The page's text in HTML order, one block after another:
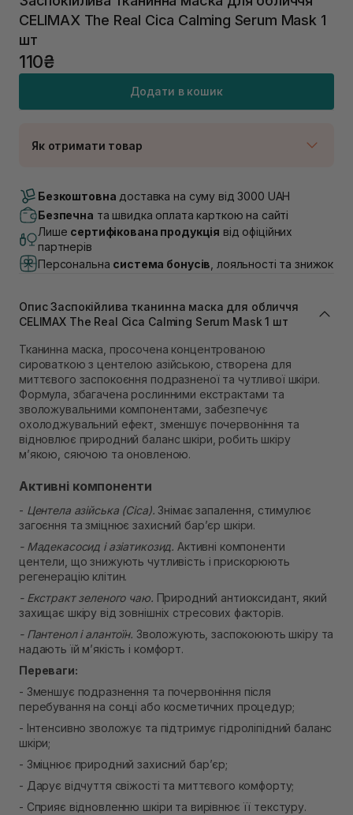
CELIMAX The Real Cica Calming Serum Mask 1
шт
110₴
Додати в кошик
Як отримати товар
В наявності
Самовивіз м. Луцьк, вул. Винниченка 4
В наявності
Самовивіз м. Львів, вул. Академіка Підстригача, 1В
(Duck’s Lake)
В наявності
В наявності
Самовивіз м. Львів, вул. Степана Бандери 45
Самовивіз м. Рівне, вул. 16-го Липня, 15
Немає в наявності!
Самовивіз м. Рівне, вул. Кулика і Гудачека 23 (ТЦ
Екватор)
В наявності
Безкоштовна доставка на суму від 3000 UAH
Безпечна та швидка оплата карткою на сайті
Лише сертифікована продукція від офіційних
партнерів
Персональна система бонусів , лояльності та знижок
Опис Заспокійлива тканинна маска для обличчя
CELIMAX The Real Cica Calming Serum Mask 1 шт
Тканинна маска, просочена концентрованою
сироваткою з центелою азійською, створена для
миттєвого заспокоєння подразненої та чутливої шкіри.
Формула, збагачена рослинними екстрактами та
зволожувальними компонентами, забезпечує
охолоджувальний ефект, зменшує почервоніння та
відновлює природний баланс шкіри, робить шкіру
м’якою, сяючою та оновленою.
Активні компоненти
- Центела азійська (Cica). Знімає запалення, стимулює
загоєння та зміцнює захисний бар’єр шкіри.
- Мадекасосид і азіатикозид. Активні компоненти
центели, що знижують чутливість і прискорюють
регенерацію клітин.
- Екстракт зеленого чаю. Природний антиоксидант, який
захищає шкіру від зовнішніх стресових факторів.
- Пантенол і алантоїн. Зволожують, заспокоюють шкіру та
надають їй м’якість і комфорт.
Переваги:
- Зменшує подразнення та почервоніння після
перебування на сонці або косметичних процедур;
- Інтенсивно зволожує та підтримує гідроліпідний баланс
шкіри;
- Зміцнює природний захисний бар’єр;
- Дарує відчуття свіжості та миттєвого комфорту;
- Сприяє відновленню шкіри та вирівнює її текстуру.